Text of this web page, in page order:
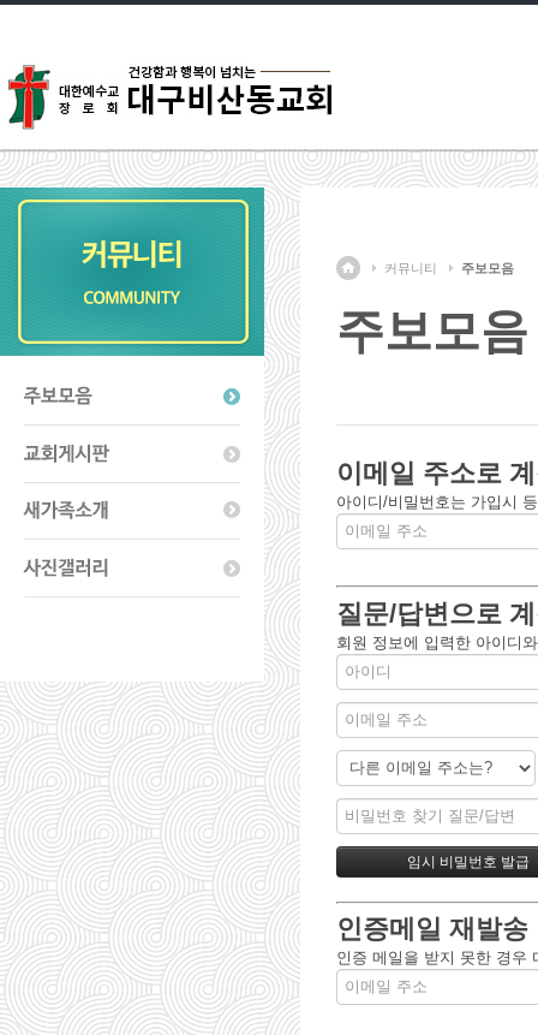
커뮤니티 주보모음
주보모음
이메일 주소로
아이디/비밀번호는 가입시
질문/답변으로
회원 정보에 입력한 아이디
인증메일 재발송
인증 메일을 받지 못한 경우